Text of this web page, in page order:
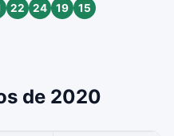
22 24 19 15
de 2020